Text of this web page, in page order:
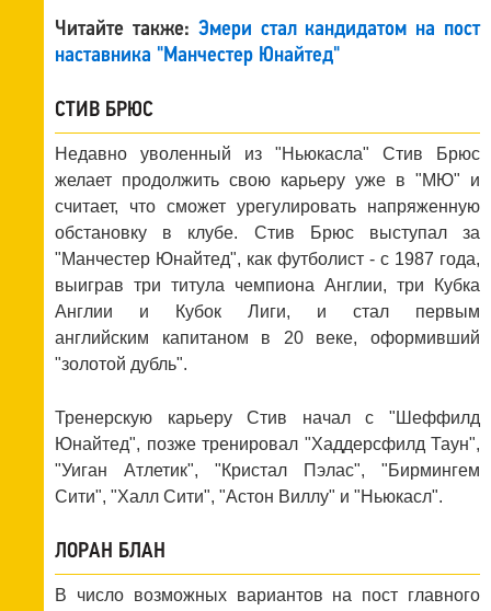
Читайте также: Эмери стал кандидатом на пост
наставника "Манчестер Юнайтед"
СТИВ БРЮС
Недавно уволенный из "Ньюкасла" Стив Брюс
желает продолжить свою карьеру уже в "МЮ" и
считает, что сможет урегулировать напряженную
обстановку в клубе. Стив Брюс выступал за
"Манчестер Юнайтед", как футболист - с 1987 года,
выиграв три титула чемпиона Англии, три Кубка
Англии и Кубок Лиги, и стал первым
английским капитаном в 20 веке, оформивший
"золотой дубль".
Тренерскую карьеру Стив начал с "Шеффилд
Юнайтед", позже тренировал "Хаддерсфилд Таун",
"Уиган Атлетик", "Кристал Пэлас", "Бирмингем
Сити", "Халл Сити", "Астон Виллу" и "Ньюкасл".
ЛОРАН БЛАН
В число возможных вариантов на пост главного